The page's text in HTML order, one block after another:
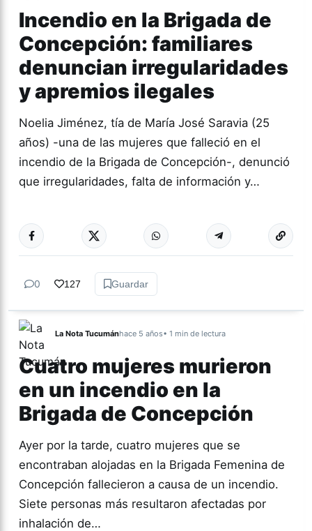
Incendio en la Brigada de
Concepción: familiares
denuncian irregularidades
y apremios ilegales
Noelia Jiménez, tía de María José Saravia (25
años) -una de las mujeres que falleció en el
incendio de la Brigada de Concepción-, denunció
que irregularidades, falta de información y…
TUCUMÁN Más
0 127 Guardar
La Nota Tucumánhace 5 años• 1 min de lectura
Cuatro mujeres murieron
en un incendio en la
Brigada de Concepción
Ayer por la tarde, cuatro mujeres que se
encontraban alojadas en la Brigada Femenina de
Concepción fallecieron a causa de un incendio.
Siete personas más resultaron afectadas por
inhalación de…